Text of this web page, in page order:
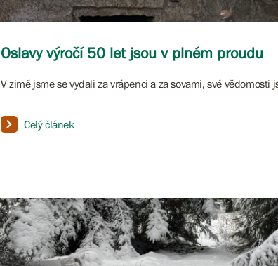
Oslavy výročí 50 let jsou v plném proudu
V zimě jsme se vydali za vrápenci a za sovami, své vědomosti
Celý článek